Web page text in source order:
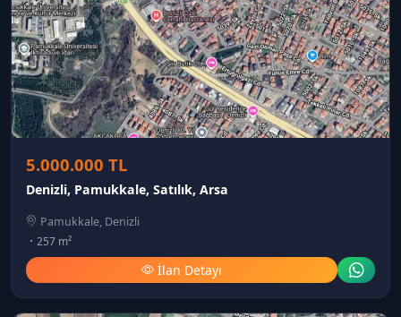
5.000.000 TL
Denizli, Pamukkale, Satılık, Arsa
Pamukkale, Denizli
257 m²
İlan Detayı